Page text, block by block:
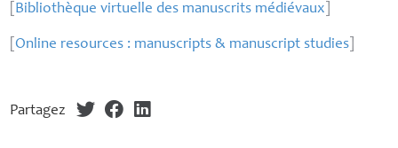
Bibliothèque virtuelle des manuscrits médiévaux
[Online resources : manuscripts & manuscript studies
Partagez